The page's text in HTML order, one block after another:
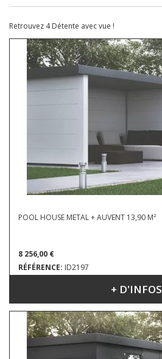
Retrouvez 4 Détente avec vue !
POOL HOUSE METAL + AUVENT 13,90 M²
8 256,00 €
RÉFÉRENCE: ID2197
DIMENSIONS : 5.82 X 2.38 M+ D'INFOS